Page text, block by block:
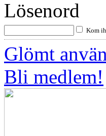
Lösenord
Kom
Glömt
Bli medlem!